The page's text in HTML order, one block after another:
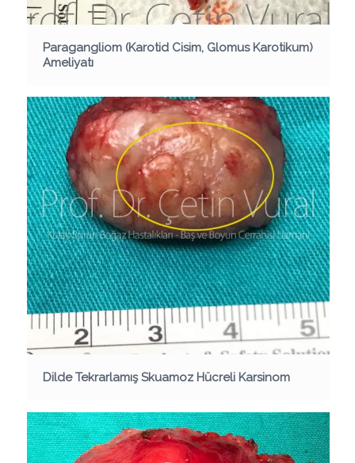
Paragangliom (Karotid Cisim, Glomus Karotikum)
Ameliyatı
Dilde Tekrarlamış Skuamoz Hücreli Karsinom